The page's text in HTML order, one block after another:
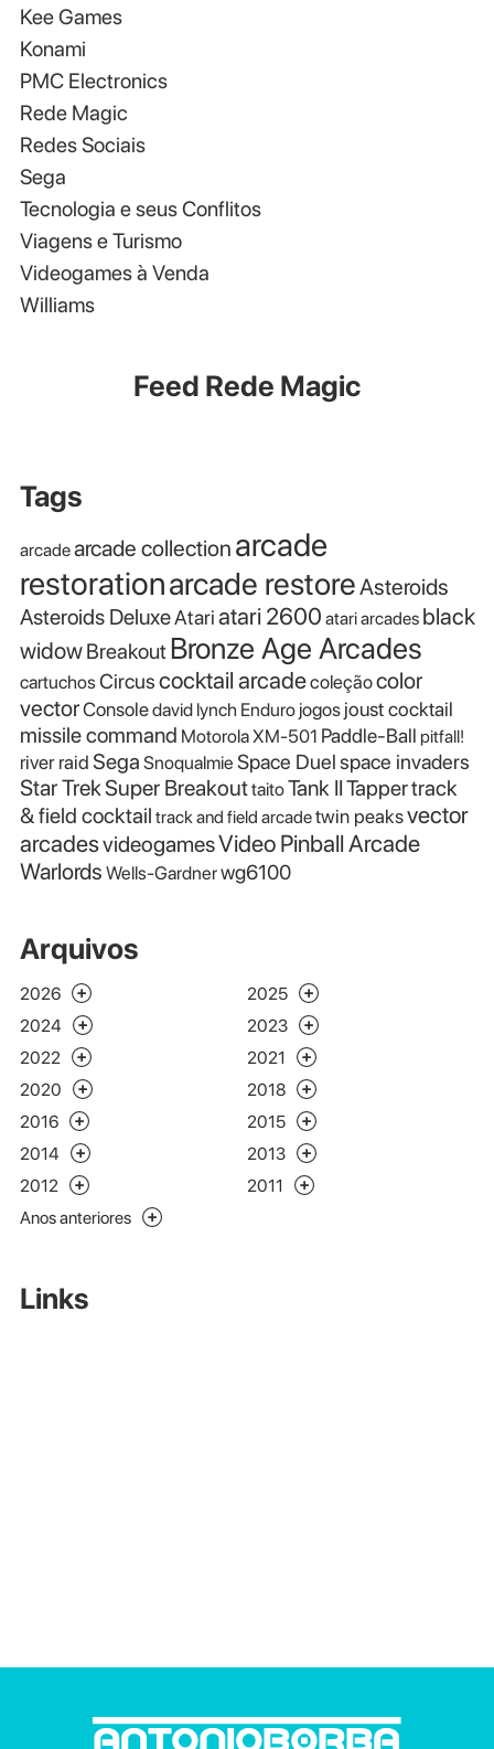
Kee Games
Konami
PMC Electronics
Rede Magic
Redes Sociais
Sega
Tecnologia e seus Conflitos
Viagens e Turismo
Videogames à Venda
Williams
Feed Rede Magic
Tags
arcadearcade collection arcade
restorationarcade restoreAsteroids
Asteroids DeluxeAtariatari 2600 atari arcades black
widowBreakoutBronze Age Arcades
cartuchosCircuscocktail arcadecoleçãocolor
vectorConsoledavid lynch Enduro jogos joust cocktail
missile command Motorola XM-501 Paddle-Ball pitfall!
river raidSega Snoqualmie Space Duelspace invaders
Star TrekSuper BreakouttaitoTank IITappertrack
& field cocktail track and field arcadetwin peaksvector
arcadesvideogamesVideo Pinball Arcade
Warlords Wells-Gardnerwg6100
Arquivos
2026
2025
2024
2023
2022
2021
2020
2018
2016
2015
2014
2013
2012
2011
Anos anteriores
Links